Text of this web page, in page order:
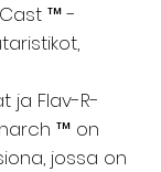
™ -
ja Flav-R-
™ on
jossa on